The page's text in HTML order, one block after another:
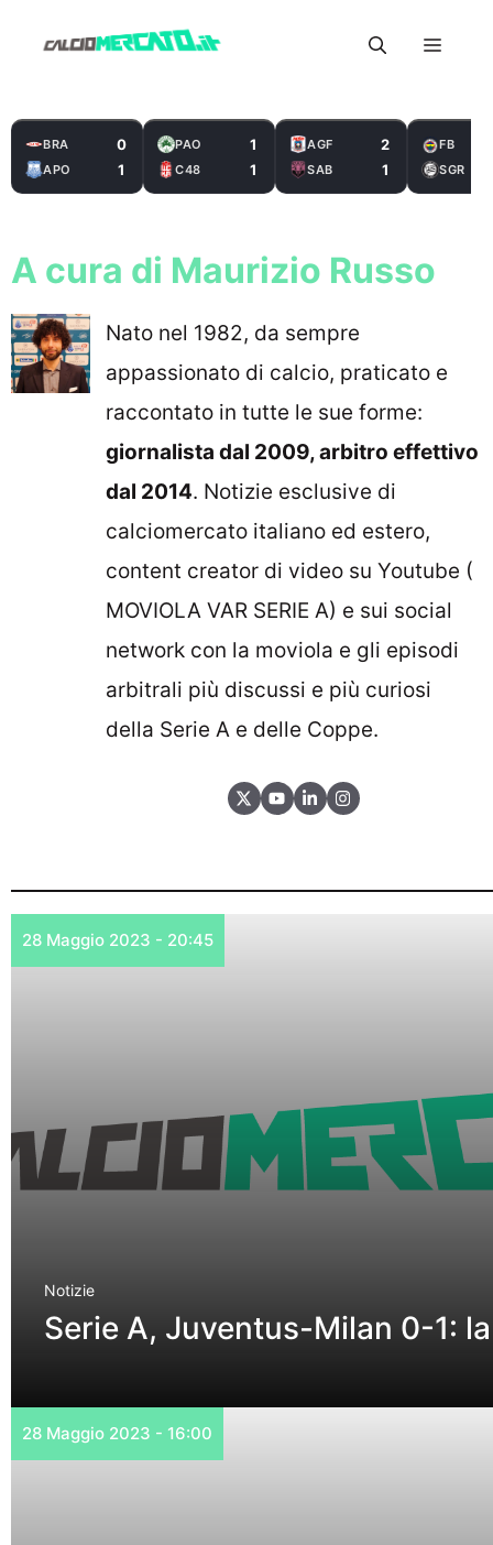
Menu
BRA 0
APO 1
PAO 1
C48 1
AGF 2
SAB 1
FB
SGR
A cura di Maurizio Russo
Nato nel 1982, da sempre
appassionato di calcio, praticato e
raccontato in tutte le sue forme:
giornalista dal 2009, arbitro effettivo
dal 2014. Notizie esclusive di
calciomercato italiano ed estero,
content creator di video su Youtube (
MOVIOLA VAR SERIE A) e sui social
network con la moviola e gli episodi
arbitrali più discussi e più curiosi
della Serie A e delle Coppe.
28 Maggio 2023 - 20:45
Notizie
Serie A, Juventus-Milan 0-1:
28 Maggio 2023 - 16:00